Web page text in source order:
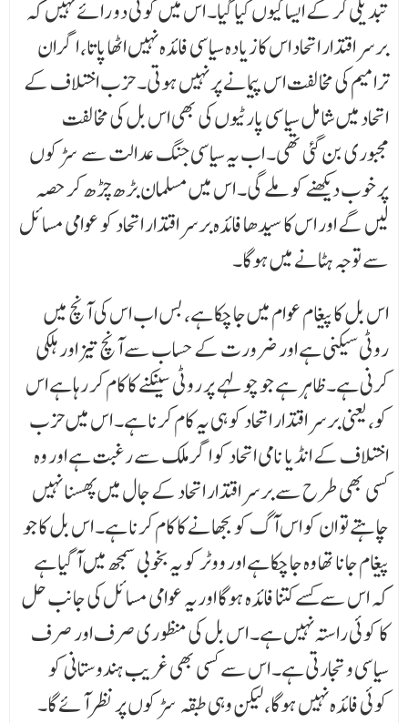
تبدیلی کر کے ایسا کیوں کیا گیا۔ اس میں کوئی دو رائے نہیں کہ
برسر اقتدار اتحاد اس کا زیادہ سیاسی فائدہ نہیں اٹھا پاتا، اگر ان
ترامیم کی مخالفت اس پیمانے پر نہیں ہوتی۔ حزب اختلاف کے
اتحاد میں شامل سیاسی پارٹیوں کی بھی اس بل کی مخالفت
مجبوری بن گئی تھی۔ اب یہ سیاسی جنگ عدالت سے سڑکوں
پر خوب دیکھنے کو ملے گی۔ اس میں مسلمان بڑھ چڑھ کر حصہ
لیں گے اور اس کا سیدھا فائدہ برسر اقتدار اتحاد کو عوامی مسائل
سے توجہ ہٹانے میں ہوگا۔
اس بل کا پیغام عوام میں جا چکا ہے، بس اب اس کی آنچ میں
روٹی سیکنی ہے اور ضرورت کے حساب سے آنچ تیز اور ہلکی
کرنی ہے۔ ظاہر ہے جو چولہے پر روٹی سینکنے کا کام کر رہا ہے اس
کو، یعنی برسر اقتدار اتحاد کو ہی یہ کام کرنا ہے۔ اس میں حزب
اختلاف کے انڈیا نامی اتحاد کو اگر ملک سے رغبت ہے اور وہ
کسی بھی طرح سے برسر اقتدار اتحاد کے جال میں پھسنا نہیں
چاہتے تو ان کو اس آگ کو بجھانے کا کام کرنا ہے۔ اس بل کا جو
پیغام جانا تھا وہ جا چکا ہے اور ووٹر کو یہ بخوبی سمجھ میں آ گیا ہے
کہ اس سے کسے کتنا فائدہ ہوگا اوریہ عوامی مسائل کی جانب حل
کا کوئی راستہ نہیں ہے۔ اس بل کی منظوری صرف اور صرف
سیاسی و تجارتی ہے۔ اس سے کسی بھی غریب ہندوستانی کو
کوئی فائدہ نہیں ہوگا، لیکن وہی طبقہ سڑکوں پر نظر آئے گا۔